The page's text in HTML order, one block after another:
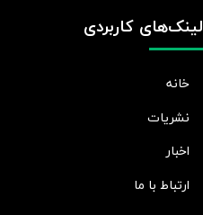
لینک‌های کاربردی
خانه
نشریات
اخبار
ارتباط با ما